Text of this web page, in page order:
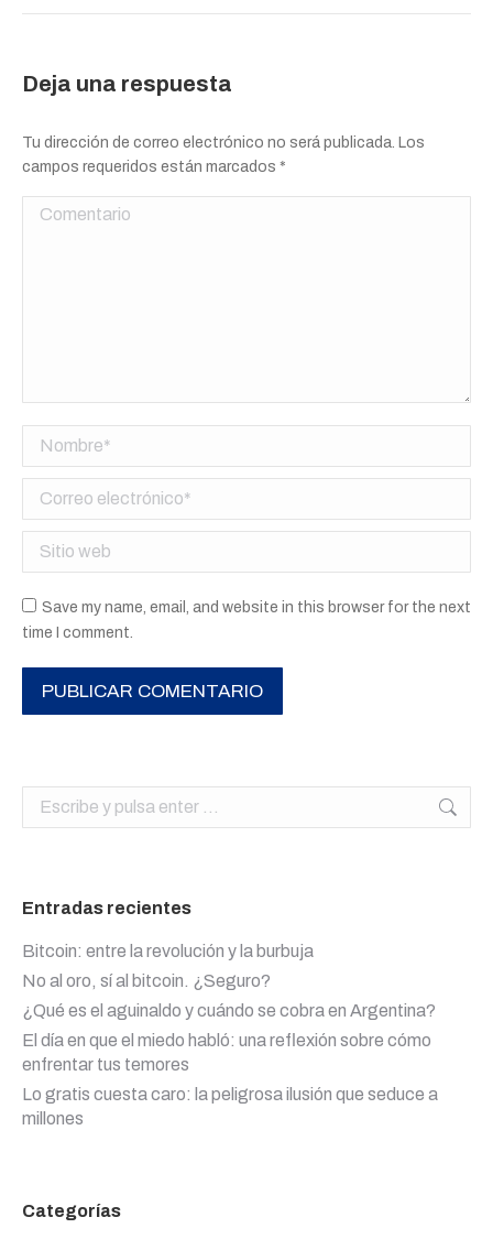
Deja una respuesta
Tu dirección de correo electrónico no será publicada. Los
campos requeridos están marcados *
Comentario
Nombre *
Correo electrónico *
Sitio web
Save my name, email, and website in this browser for the next
time I comment.
PUBLICAR COMENTARIO
Buscar:
Entradas recientes
Bitcoin: entre la revolución y la burbuja
No al oro, sí al bitcoin. ¿Seguro?
¿Qué es el aguinaldo y cuándo se cobra en Argentina?
El día en que el miedo habló: una reflexión sobre cómo
enfrentar tus temores
Lo gratis cuesta caro: la peligrosa ilusión que seduce a
millones
Categorías